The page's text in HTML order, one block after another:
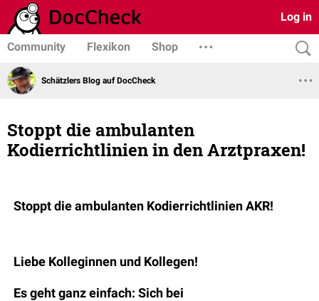
Log in
Community Flexikon Shop
Schätzlers Blog auf DocCheck
Stoppt die ambulanten
Kodierrichtlinien in den Arztpraxen!
Stoppt die ambulanten Kodierrichtlinien AKR!
Liebe Kolleginnen und Kollegen!
Es geht ganz einfach: Sich bei